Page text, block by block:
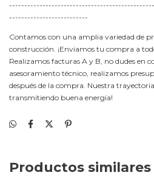
--------------------------
Contamos con una amplia variedad de
construcción. ¡Enviamos tu compra a
Realizamos facturas A y B, no dudes en
asesoramiento técnico, realizamos
después de la compra. Nuestra trayectoria
transmitiendo buena energía!
Productos similares